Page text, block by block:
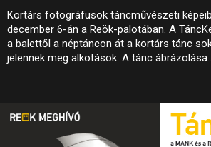
AZ ÉPÜLET
INFORMÁCIÓK
ELÉRHETŐSÉG
Kortárs fotográfusok táncművészeti
december 6-án a Reök-palotában. A
a balettől a néptáncon át a kortárs tánc
jelennek meg alkotások. A tánc